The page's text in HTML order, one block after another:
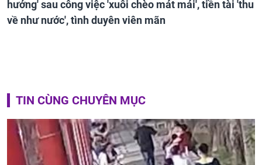
hưởng' sau công việc 'xuôi chèo mát mái', tiền tài 'thu
về như nước', tình duyên viên mãn
TIN CÙNG CHUYÊN MỤC